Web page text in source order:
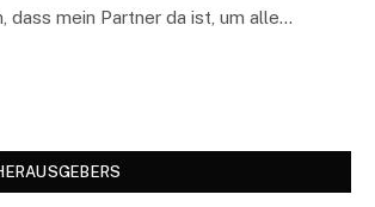
dass mein Partner da ist, um alle…